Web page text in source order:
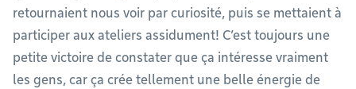
retournaient nous voir par curiosité, puis se mettaient à
participer aux ateliers assidument! C’est toujours une
petite victoire de constater que ça intéresse vraiment
les gens, car ça crée tellement une belle énergie de